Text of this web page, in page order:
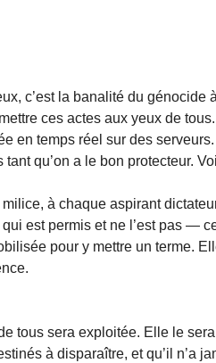
c’est la banalité du génocide
ces actes aux yeux de
en temps réel sur des
qu’on a le bon protecteur.
à chaque aspirant
est permis et ne l’est pas —
pour y mettre un terme.
tous sera exploitée. Elle le
à disparaître, et qu’il n’a